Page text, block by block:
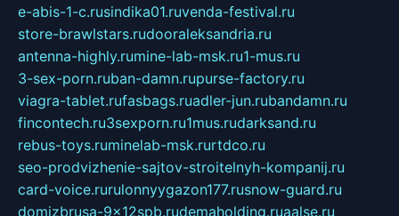
e-abis-1-c.rusindika01.ruvenda-festival.ru
store-brawlstars.rudooraleksandria.ru
antenna-highly.rumine-lab-msk.ru1-mus.ru
3-sex-porn.ruban-damn.rupurse-factory.ru
viagra-tablet.rufasbags.ruadler-jun.rubandamn.ru
fincontech.ru3sexporn.ru1mus.rudarksand.ru
rebus-toys.ruminelab-msk.rurtdco.ru
seo-prodvizhenie-sajtov-stroitelnyh-kompanij.ru
card-voice.rurulonnyygazon177.rusnow-guard.ru
domizbrusa-9x12spb.rudemaholding.ruaalse.ru